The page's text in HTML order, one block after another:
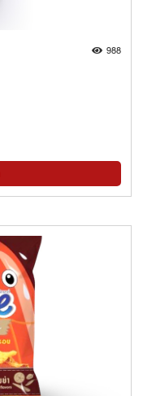
988